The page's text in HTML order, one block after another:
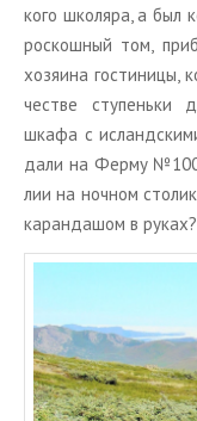
ко­го шко­ля­ра, а был
рос­кош­ный том,
хо­зя­и­на го­сти­ни­цы,
че­стве сту­пень­ки
шкафа с
да­ли на Ферму №100
лии на ноч­ном
ка­ран­да­шом в руках?